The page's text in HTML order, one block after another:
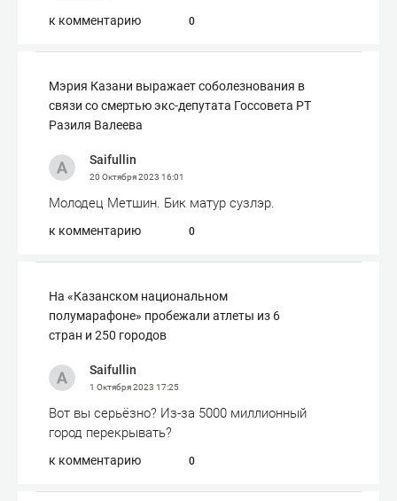
к комментарию 0
Мэрия Казани выражает соболезнования в
связи со смертью экс-депутата Госсовета РТ
Разиля Валеева
Saifullin
20 Октября 2023 16:01
Молодец Метшин. Бик матур сузлэр.
к комментарию 0
На «Казанском национальном
полумарафоне» пробежали атлеты из 6
стран и 250 городов
Saifullin
1 Октября 2023 17:25
Вот вы серьёзно? Из-за 5000 миллионный
город перекрывать?
к комментарию 0